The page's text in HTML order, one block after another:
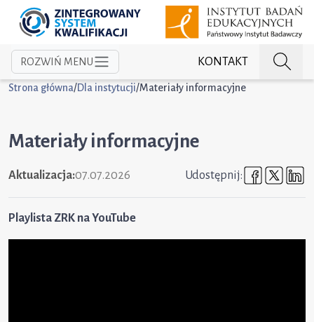
KONTAKT
ROZWIŃ MENU
Strona główna/Dla instytucji/Materiały informacyjne
Materiały informacyjne
Aktualizacja:07.07.2026 Udostępnij:
Playlista ZRK na YouTube